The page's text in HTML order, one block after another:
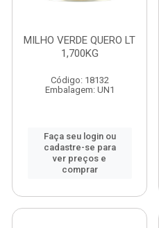
MILHO VERDE QUERO LT
1,700KG
Código: 18132
Embalagem: UN1
Faça seu login ou
cadastre-se para
ver preços e
comprar